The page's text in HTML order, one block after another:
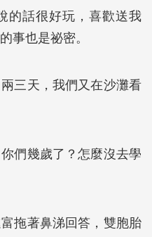
的話很好玩，喜歡送我
事也是祕密。
三天，我們又在沙灘看
們幾歲了？怎麼沒去學
拖著鼻涕回答，雙胞胎